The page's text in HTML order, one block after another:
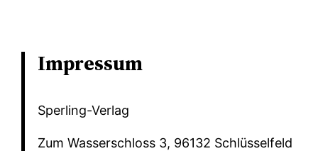
Impressum
Sperling-Verlag
Zum Wasserschloss 3, 96132 Schlüsselfeld